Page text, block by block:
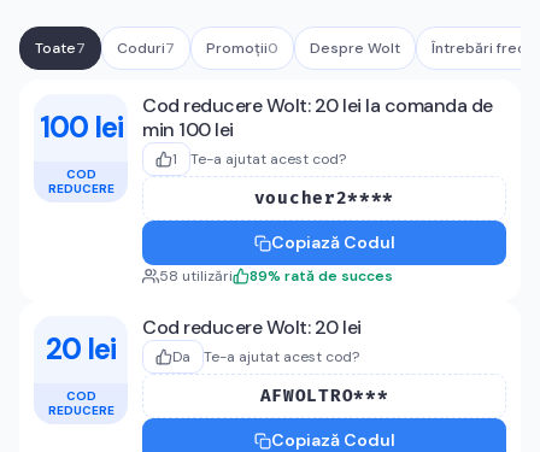
Toate7 Coduri7 Promoții0 Despre Wolt Întrebări
Cupoane activeWolt
100 lei
COD
REDUCERE
Cod reducere Wolt: 20 lei la comanda de
min 100 lei
1 Te-a ajutat acest cod?
voucher2****
Copiază Codul
58 utilizări 89% rată de succes
20 lei
COD
REDUCERE
Cod reducere Wolt: 20 lei
Da Te-a ajutat acest cod?
AFWOLTRO***
Copiază Codul